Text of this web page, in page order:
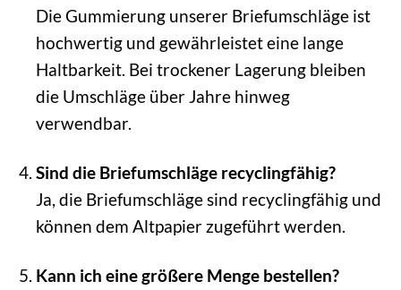
Die Gummierung unserer Briefumschläge ist
hochwertig und gewährleistet eine lange
Haltbarkeit. Bei trockener Lagerung bleiben
die Umschläge über Jahre hinweg
verwendbar.
Sind die Briefumschläge recyclingfähig?
Ja, die Briefumschläge sind recyclingfähig und
können dem Altpapier zugeführt werden.
Kann ich eine größere Menge bestellen?